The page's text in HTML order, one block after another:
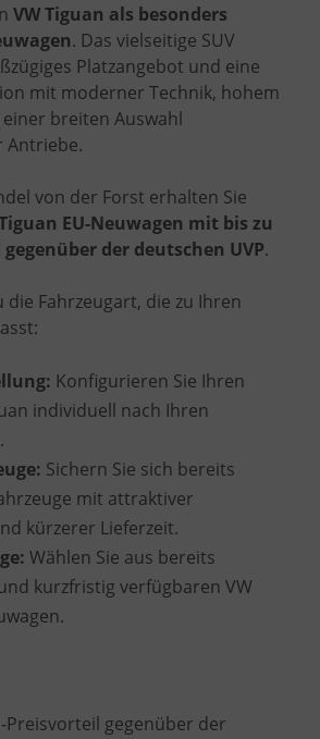
VW Tiguan als besonders
. Das vielseitige SUV
Platzangebot und eine
mit moderner Technik, hohem
breiten Auswahl
Antriebe.
von der Forst erhalten Sie
EU-Neuwagen mit bis zu
der deutschen UVP.
die Fahrzeugart, die zu Ihren
Konfigurieren Sie Ihren
individuell nach Ihren
Sichern Sie sich bereits
mit attraktiver
kürzerer Lieferzeit.
Wählen Sie aus bereits
kurzfristig verfügbaren VW
Preisvorteil gegenüber der